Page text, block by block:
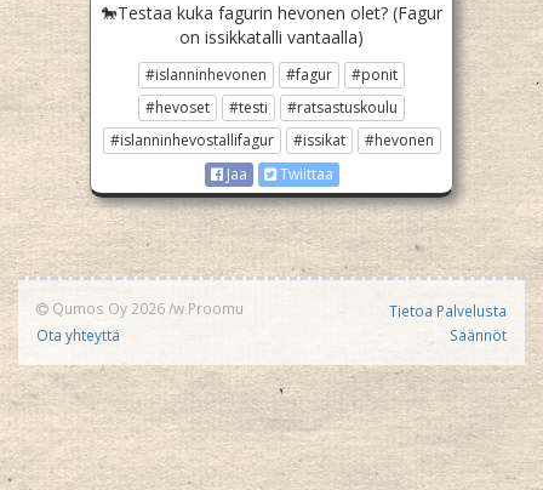
🐎Testaa kuka fagurin hevonen olet? (Fagur
on issikkatalli vantaalla)
#islanninhevonen #fagur
#ponit
#hevoset
#testi
#ratsastuskoulu
#islanninhevostallifagur
#issikat
#hevonen
Jaa
Twiittaa
Qumos Oy 2026/w Proomu
Ota yhteyttä
Tietoa Palvelusta
Säännöt